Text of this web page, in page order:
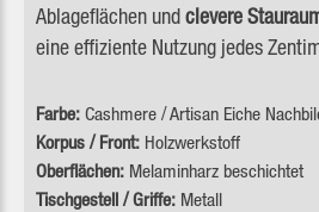
Ablageflächen undclevere
eine effiziente Nutzung jedes
Farbe: Cashmere / Artisan Eiche
Korpus / Front: Holzwerkstoff
Oberflächen: Melaminharz beschichtet
Tischgestell / Griffe: Metall